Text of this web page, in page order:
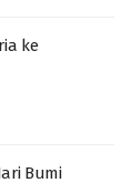
ke
Bumi